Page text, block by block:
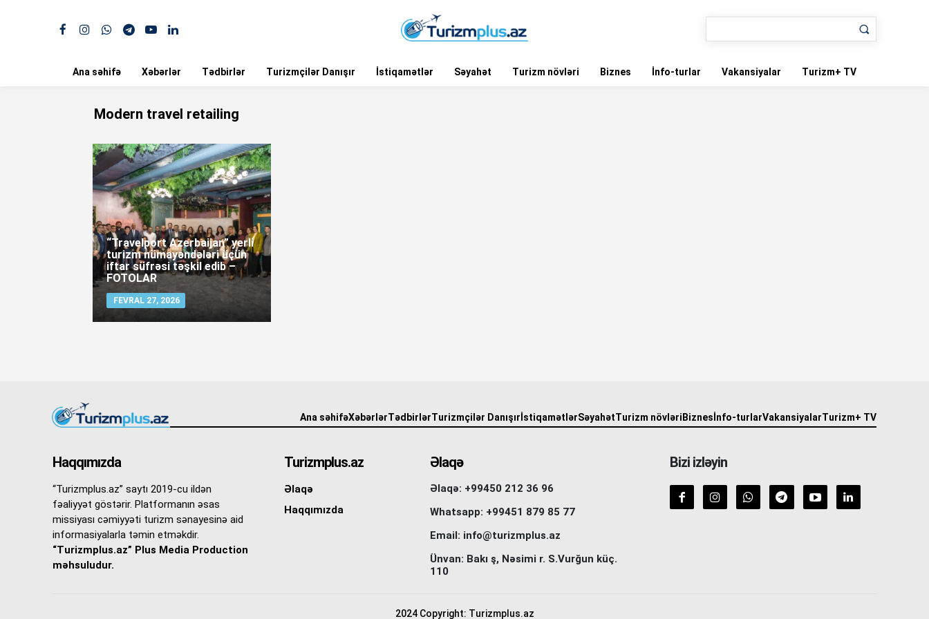
Ana səhifə Xəbərlər Tədbirlər Turizmçilər Danışır İstiqamətlər Səyahət Turizm növləri Biznes İnfo-turlar Vakansiyalar Turizm+ TV
Modern travel retailing
“Travelport Azerbaijan” yerli
turizm nümayəndələri üçün
iftar süfrəsi təşkil edib –
FOTOLAR
FEVRAL 27, 2026
Ana səhifəXəbərlərTədbirlərTurizmçilər Danışır İstiqamətlərSəyahətTurizm növləri Biznes İnfo-turlarVakansiyalarTurizm+ TV
Haqqımızda
“Turizmplus.az” saytı 2019-cu ildən
fəaliyyət göstərir. Platformanın əsas
missiyası cəmiyyəti turizm sənayesinə aid
informasiyalarla təmin etməkdir.
“Turizmplus.az” Plus Media Production
məhsuludur.
Turizmplus.az
Əlaqə
Haqqımızda
Əlaqə
Əlaqə: +99450 212 36 96
Whatsapp: +99451 879 85 77
Email: info@turizmplus.az
Ünvan: Bakı ş, Nəsimi r. S.Vurğun küç.
110
Bizi izləyin
2024 Copyright: Turizmplus.az